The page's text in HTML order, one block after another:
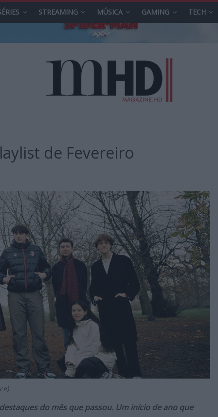
STREAMING MÚSICA GAMING TECH
de Fevereiro
do mês que passou. Um início de ano que